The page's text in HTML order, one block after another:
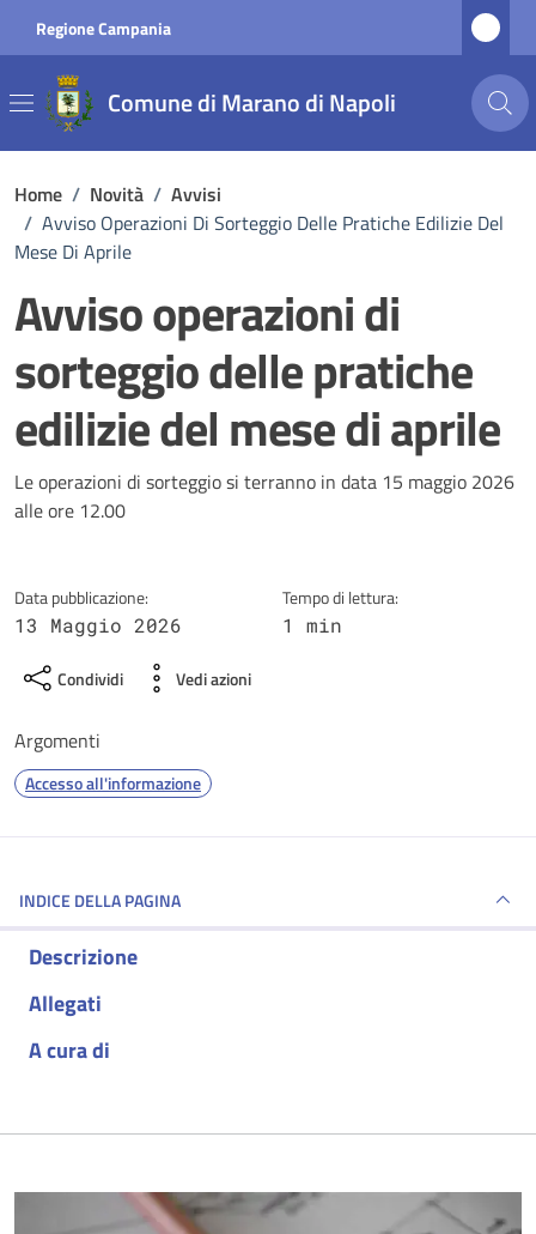
Regione Campania
Comune di Marano di Napoli
Home / Novità / Avvisi
/ Avviso Operazioni Di Sorteggio Delle Pratiche Edilizie Del
Mese Di Aprile
Avviso operazioni di
sorteggio delle pratiche
edilizie del mese di aprile
Dettagli della notizia
Le operazioni di sorteggio si terranno in data 15 maggio 2026
alle ore 12.00
Data pubblicazione:
13 Maggio 2026
Tempo di lettura:
1 min
Condividi Vedi azioni
Argomenti
Accesso all'informazione
INDICE DELLA PAGINA
Descrizione
Allegati
A cura di